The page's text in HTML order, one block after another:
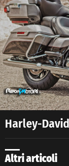
Harley-
Altri articoli